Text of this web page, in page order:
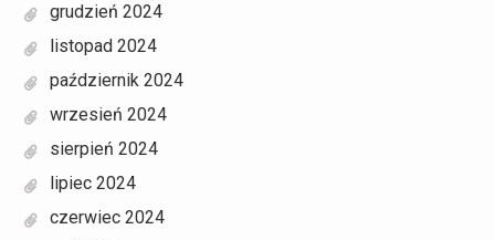
grudzień 2024
listopad 2024
październik 2024
wrzesień 2024
sierpień 2024
lipiec 2024
czerwiec 2024